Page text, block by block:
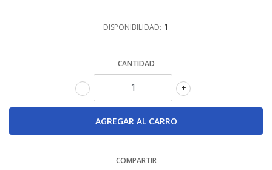
DISPONIBILIDAD: 1
CANTIDAD
+
-
COMPARTIR